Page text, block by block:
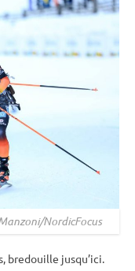
NordicFocus
bredouille jusqu’ici.